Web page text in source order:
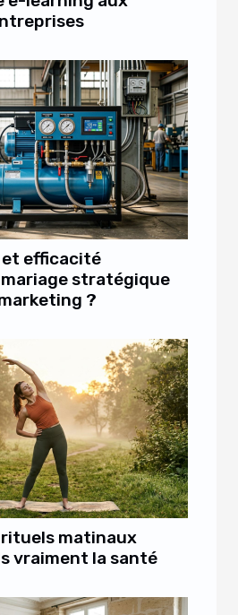
et efficacité
stratégique
?
matinaux
vraiment la santé